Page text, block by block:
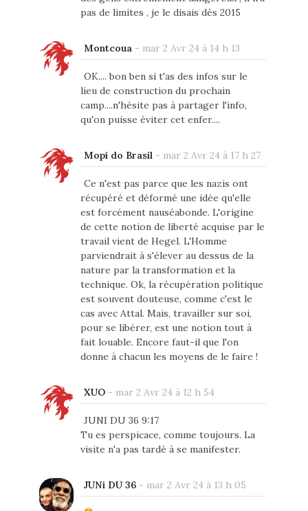
pas de limites , je le disais dès 2015
Montcoua- mar 2 Avr 24 à 14 h 13
OK.... bon ben si t'as des infos sur le
lieu de construction du prochain
camp....n'hésite pas à partager l'info,
qu'on puisse éviter cet enfer....
Mopi do Brasil- mar 2 Avr 24 à 17 h 27
Ce n'est pas parce que les nazis ont
récupéré et déformé une idée qu'elle
est forcément nauséabonde. L'origine
de cette notion de liberté acquise par le
travail vient de Hegel. L'Homme
parviendrait à s'élever au dessus de la
nature par la transformation et la
technique. Ok, la récupération politique
est souvent douteuse, comme c'est le
cas avec Attal. Mais, travailler sur soi,
pour se libérer, est une notion tout à
fait louable. Encore faut-il que l'on
donne à chacun les moyens de le faire !
XUO- mar 2 Avr 24 à 12 h 54
JUNI DU 36 9:17
Tu es perspicace, comme toujours. La
visite n'a pas tardé à se manifester.
JUNi DU 36- mar 2 Avr 24 à 13 h 05